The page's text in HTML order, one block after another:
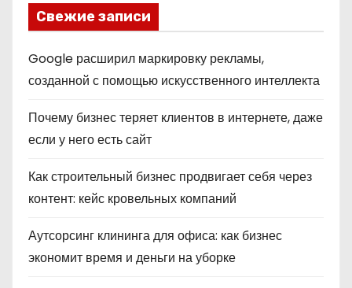
Свежие записи
Google расширил маркировку рекламы,
созданной с помощью искусственного интеллекта
Почему бизнес теряет клиентов в интернете, даже
если у него есть сайт
Как строительный бизнес продвигает себя через
контент: кейс кровельных компаний
Аутсорсинг клининга для офиса: как бизнес
экономит время и деньги на уборке